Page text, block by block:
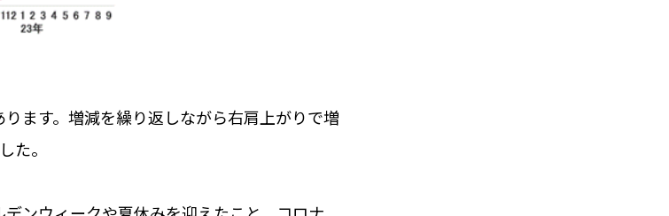
ます。増減を繰り返しながら右肩上がりで増
た。